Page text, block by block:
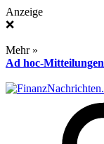
Anzeige
❌
Mehr »
Ad hoc-Mitteilungen